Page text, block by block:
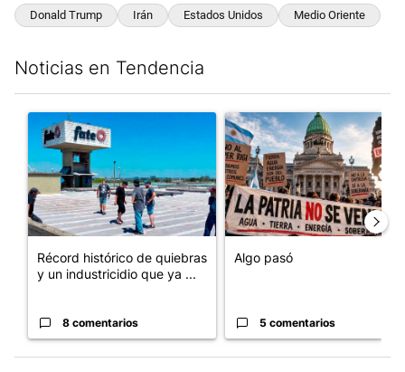
Donald Trump Irán Estados Unidos Medio Oriente
Noticias en Tendencia
Un artículo de tendencia con el título "Récord histórico de
Récord histórico de quiebras
y un industricidio que ya ...
8 comentarios
Un artículo de tendencia con
Algo pasó
5 comentarios